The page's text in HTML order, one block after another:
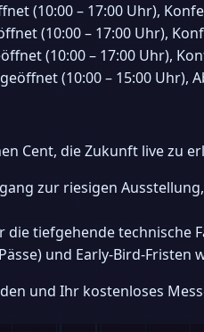
(10:00 – 17:00 Uhr),
(10:00 – 17:00 Uhr),
(10:00 – 17:00 Uhr),
(10:00 – 15:00 Uhr),
Cent, die Zukunft live zu
zur riesigen
die tiefgehende technische
und Early-Bird-
und Ihr kostenloses